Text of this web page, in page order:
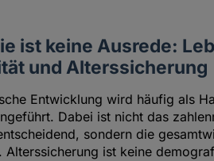
ist keine Ausrede:
und Alterssicherung
Entwicklung wird häufig als
Dabei ist nicht das
sondern die
Alterssicherung ist keine